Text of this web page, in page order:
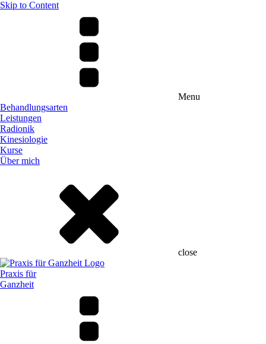
Skip to Content
Menu
Behandlungsarten
Leistungen
Radionik
Kinesiologie
Kurse
Über mich
close
Praxis für
Ganzheit